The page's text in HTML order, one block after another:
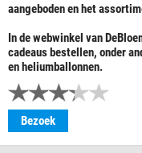
aangeboden en het
In de webwinkel van
cadeaus bestellen, onder
en heliumballonnen.
Bezoek